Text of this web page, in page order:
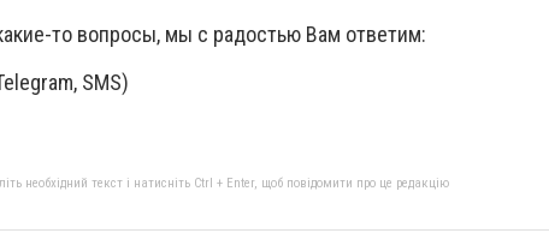
то вопросы, мы с радостью Вам ответим:
SMS)
необхідний текст і натисніть Ctrl + Enter, щоб повідомити про це редакцію